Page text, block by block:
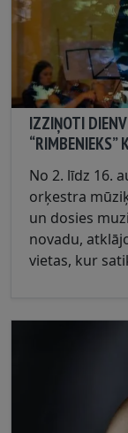
IZZIŅOTI
“RIMBENIEKS”
No 2. līdz 16.
orķestra
un dosies
novadu,
vietas, kur